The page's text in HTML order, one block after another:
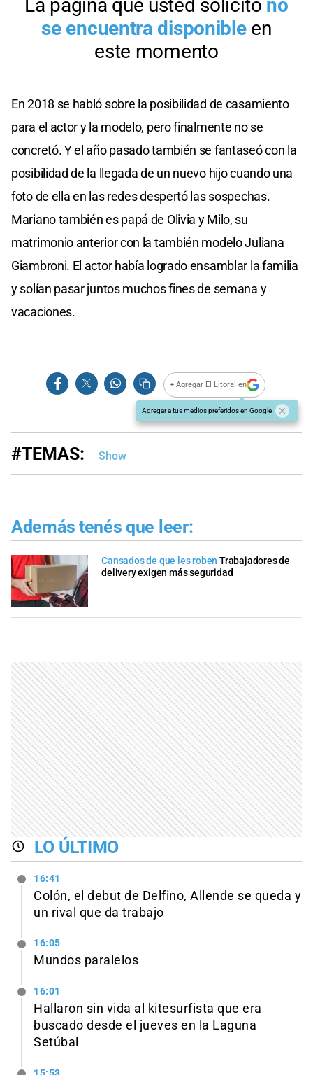
En 2018 se habló sobre la posibilidad de casamiento
para el actor y la modelo, pero finalmente no se
concretó. Y el año pasado también se fantaseó con la
posibilidad de la llegada de un nuevo hijo cuando una
foto de ella en las redes despertó las sospechas.
Mariano también es papá de Olivia y Milo, su
matrimonio anterior con la también modelo Juliana
Giambroni. El actor había logrado ensamblar la familia
y solían pasar juntos muchos fines de semana y
vacaciones.
+ Agregar El Litoral en
Agregar a tus medios preferidos en Google
#TEMAS: Show
Además tenés que leer:
Cansados de que les roben Trabajadores de
delivery exigen más seguridad
LO ÚLTIMO
16:41
Colón, el debut de Delfino, Allende se queda y
un rival que da trabajo
16:05
Mundos paralelos
16:01
Hallaron sin vida al kitesurfista que era
buscado desde el jueves en la Laguna
Setúbal